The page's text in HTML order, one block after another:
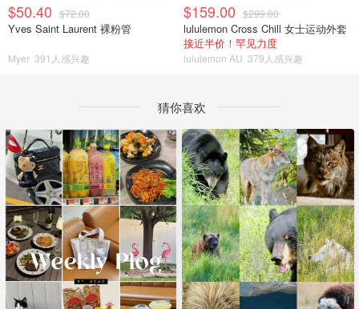
$50.40 $72.00
Yves Saint Laurent 裸粉管
Myer 391人感兴趣
$159.00 $299.00
lululemon Cross Chill 女士运动外套
接近半价！罕见力度
lululemon AU 379人感兴趣
猜你喜欢